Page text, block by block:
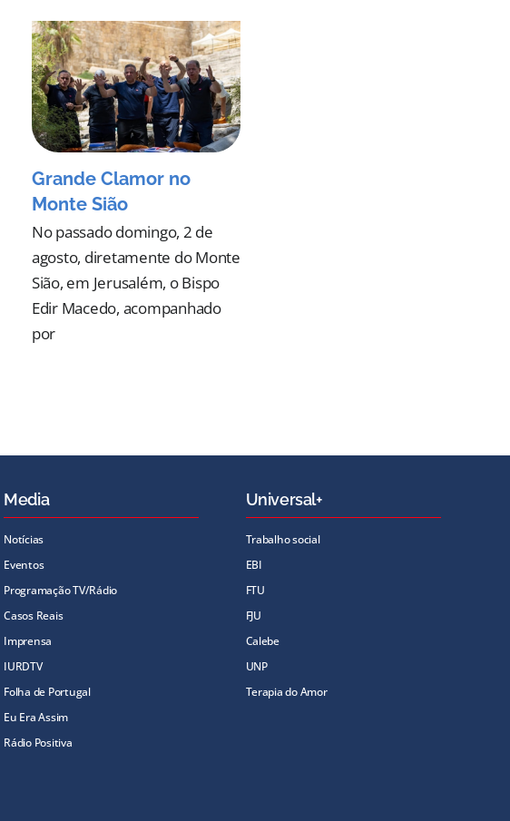
Grande Clamor no
Monte Sião
No passado domingo, 2 de
agosto, diretamente do Monte
Sião, em Jerusalém, o Bispo
Edir Macedo, acompanhado
por
Media
Notícias
Eventos
Programação TV/Rádio
Casos Reais
Imprensa
IURDTV
Folha de Portugal
Eu Era Assim
Rádio Positiva
Universal+
Trabalho social
EBI
FTU
FJU
Calebe
UNP
Terapia do Amor